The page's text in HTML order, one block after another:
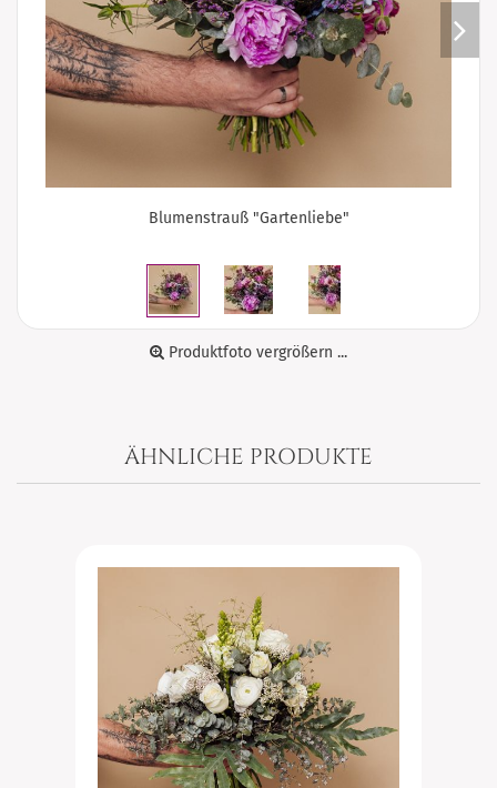
Blumenstrauß "Gartenliebe"
Produktfoto vergrößern ...
ÄHNLICHE PRODUKTE